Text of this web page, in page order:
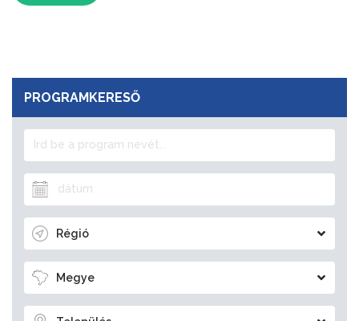
PROGRAMKERESŐ
Régió
Megye